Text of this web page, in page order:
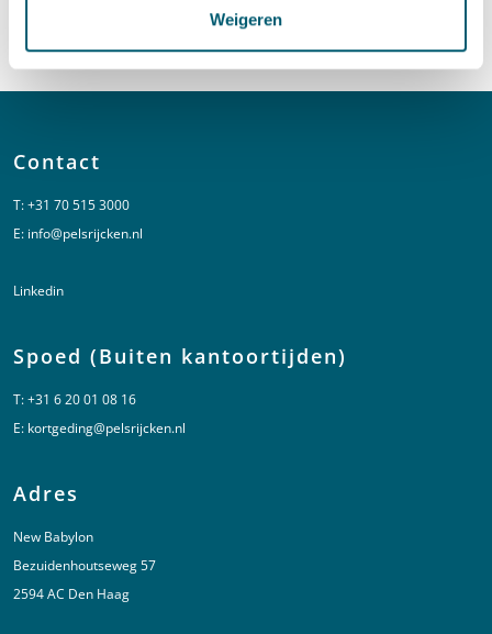
Weigeren
Contact
T:+31 70 515 3000
E: info@pelsrijcken.nl
Linkedin
Spoed (Buiten kantoortijden)
T:+31 6 20 01 08 16
E: kortgeding@pelsrijcken.nl
Adres
New Babylon
Bezuidenhoutseweg 57
2594 AC Den Haag